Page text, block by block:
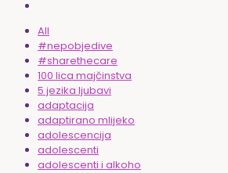
All
#nepobjedive
#sharethecare
100 lica majčinstva
5 jezika ljubavi
adaptacija
adaptirano mlijeko
adolescencija
adolescenti
adolescenti i alkoho